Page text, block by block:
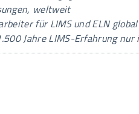
weltweit
für LIMS und ELN global
Jahre LIMS-Erfahrung nur